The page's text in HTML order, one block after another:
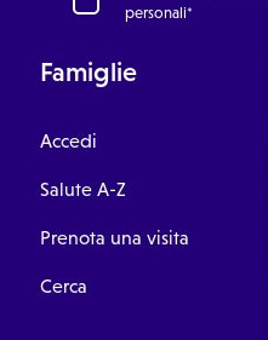
personali*
Famiglie
Accedi
Salute A-Z
Prenota una visita
Cerca